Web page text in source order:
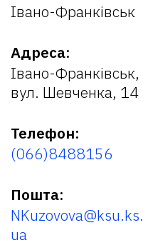
Івано-Франківськ
Адреса:
Івано-Франківськ,
вул. Шевченка, 14
Телефон:
(066)8488156
Пошта:
NKuzovova@ksu.ks.
ua